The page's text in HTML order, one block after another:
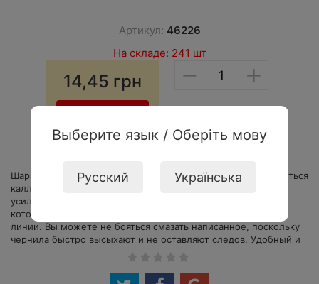
Выберите язык / Оберіть мову
Русский Українська
Артикул: 46226
На складе: 241 шт
14,45 грн − +
Шариковая ручка LEXI Jet Pen - это ваша возможность добиться
каллиграфического почерка, прилагая к этому минимум
усилий. Все благодаря тонкому пишущему наконечнику,
который оставляет на бумаге исключительно аккуратные
линии. Вы можете не бояться смазать написанное, поскольку
чернила быстро высыхают и не оставляют следов. Удобный и
новый очень просто. Синяя шариковая ручка – незаменимый